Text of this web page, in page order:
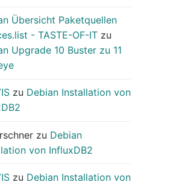
Übersicht Paketquellen
- TASTE-OF-IT zu
Upgrade 10 Buster zu 11
zu Debian Installation von
zu Debian
von InfluxDB2
zu Debian Installation von